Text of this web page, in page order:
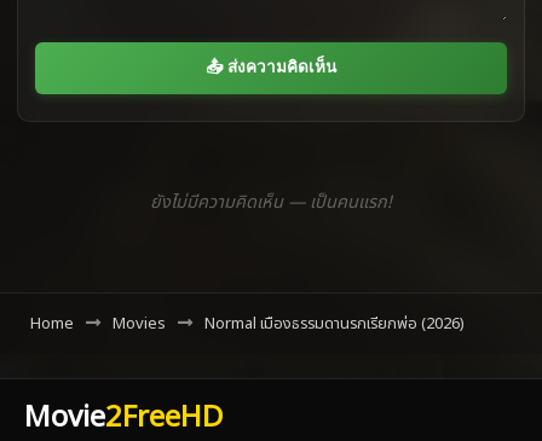
📤 ส่งความคิดเห็น
ยังไม่มีความคิดเห็น — เป็นคนแรก!
Home Movies Normal เมืองธรรมดานรกเรียกพ่อ (2026)
Movie2FreeHD